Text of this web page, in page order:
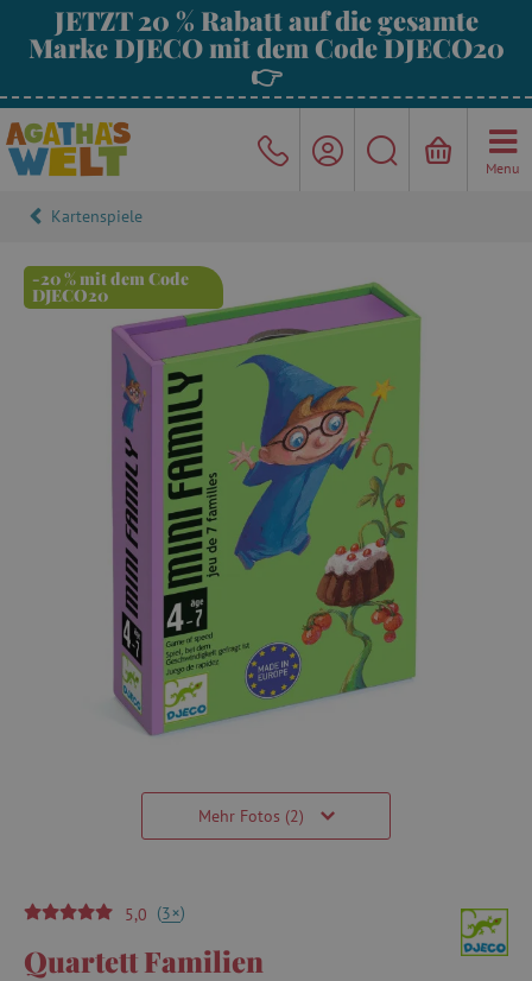
JETZT 20 % Rabatt auf die gesamte
Marke DJECO mit dem Code DJECO20
👉
Menu
Kartenspiele
-20 % mit dem Code
DJECO20
Mehr Fotos (2)
5,0 (3+)
Quartett Familien